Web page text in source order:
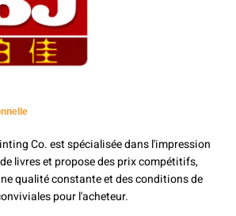
Co. est spécialisée dans l'impression
livres et propose des prix compétitifs,
qualité constante et des conditions de
pour l'acheteur.